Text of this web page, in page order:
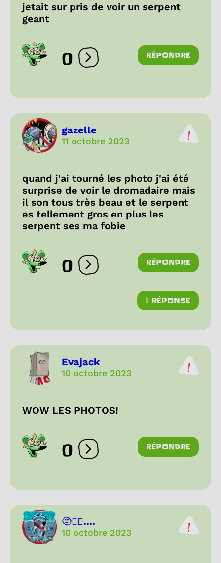
jetait sur pris de voir un serpent
geant
0 Ouvrir les réactions
RÉPONDRE
gazelle
11 octobre 2023
quand j'ai tourné les photo j'ai été
surprise de voir le dromadaire mais
il son tous très beau et le serpent
es tellement gros en plus les
serpent ses ma fobie
0 Ouvrir les réactions
RÉPONDRE
1 RÉPONSE
Evajack
10 octobre 2023
WOW LES PHOTOS!
0 Ouvrir les réactions
RÉPONDRE
🫥😶‍🌫....
10 octobre 2023